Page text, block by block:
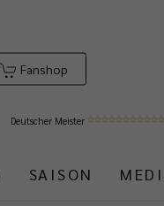
Fanshop
Deutscher Meister
SAISON